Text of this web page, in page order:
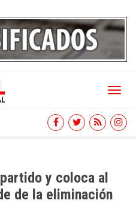
Toggle
y coloca al
de la eliminación